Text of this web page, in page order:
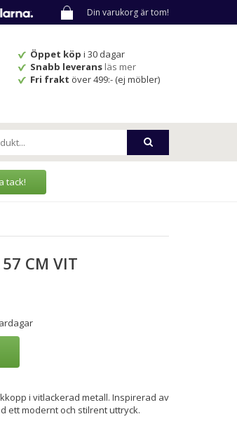
Din varukorg är tom!
Öppet köpi 30 dagar
Snabb leverans läs mer
Fri frakt över 499:- (ej möbler)
tack!
CM VIT
i vitlackerad metall. Inspirerad av
ett modernt och stilrent uttryck.